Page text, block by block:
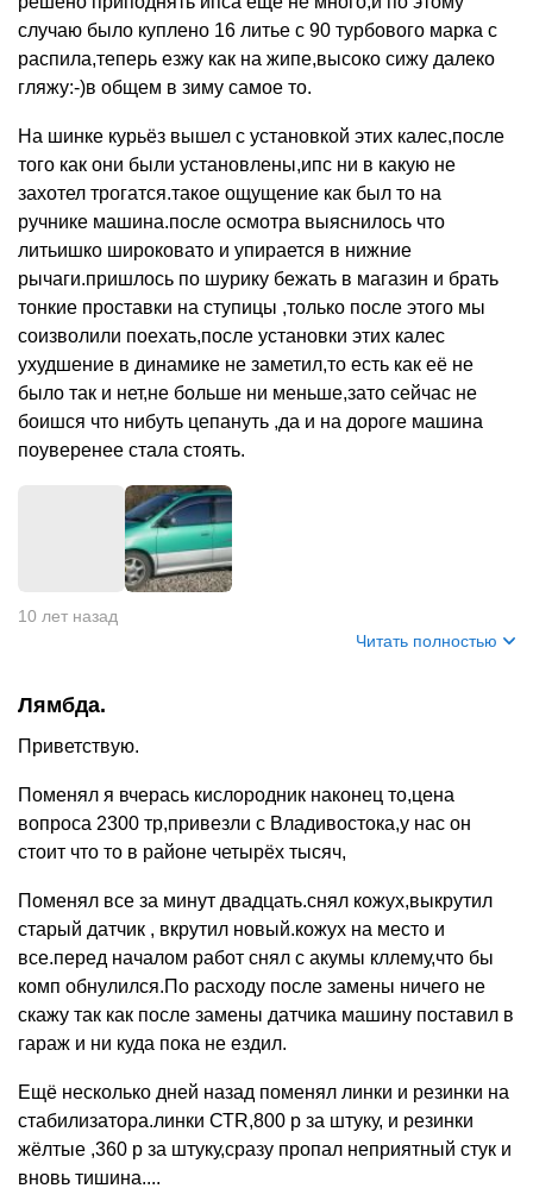
случаю было куплено 16 литье с 90 турбового марка с
распила,теперь езжу как на жипе,высоко сижу далеко
гляжу:-)в общем в зиму самое то.
На шинке курьёз вышел с установкой этих калес,после
того как они были установлены,ипс ни в какую не
захотел трогатся.такое ощущение как был то на
ручнике машина.после осмотра выяснилось что
литьишко широковато и упирается в нижние
рычаги.пришлось по шурику бежать в магазин и брать
тонкие проставки на ступицы ,только после этого мы
соизволили поехать,после установки этих калес
ухудшение в динамике не заметил,то есть как её не
было так и нет,не больше ни меньше,зато сейчас не
боишся что нибуть цепануть ,да и на дороге машина
поуверенее стала стоять.
10 лет назад
Читать полностью
Лямбда.
Приветствую.
Поменял я вчерась кислородник наконец то,цена
вопроса 2300 тр,привезли с Владивостока,у нас он
стоит что то в районе четырёх тысяч,
Поменял все за минут двадцать.снял кожух,выкрутил
старый датчик , вкрутил новый.кожух на место и
все.перед началом работ снял с акумы кллему,что бы
комп обнулился.По расходу после замены ничего не
скажу так как после замены датчика машину поставил в
гараж и ни куда пока не ездил.
Ещё несколько дней назад поменял линки и резинки на
стабилизатора.линки СТR,800 р за штуку, и резинки
жёлтые ,360 р за штуку,сразу пропал неприятный стук и
вновь тишина....